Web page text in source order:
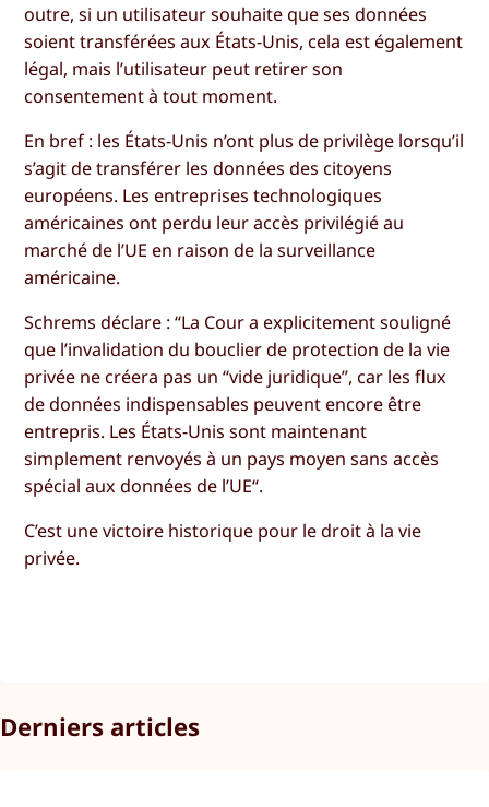
outre, si un utilisateur souhaite que ses données
soient transférées aux États-Unis, cela est également
légal, mais l’utilisateur peut retirer son
consentement à tout moment.
En bref : les États-Unis n’ont plus de privilège lorsqu’il
s’agit de transférer les données des citoyens
européens. Les entreprises technologiques
américaines ont perdu leur accès privilégié au
marché de l’UE en raison de la surveillance
américaine.
Schrems déclare : “La Cour a explicitement souligné
que l’invalidation du bouclier de protection de la vie
privée ne créera pas un “vide juridique”, car les flux
de données indispensables peuvent encore être
entrepris. Les États-Unis sont maintenant
simplement renvoyés à un pays moyen sans accès
spécial aux données de l’UE“.
C’est une victoire historique pour le droit à la vie
privée.
Derniers articles